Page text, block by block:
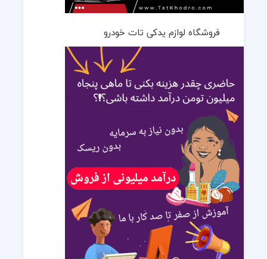
فروشگاه لوازم یدکی تات خودرو